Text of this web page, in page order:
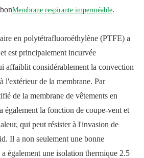
Membrane respirante imperméable.
en polytétrafluoroéthylène (PTFE) a
est principalement incurvée
affaiblit considérablement la convection
l'extérieur de la membrane. Par
de la membrane de vêtements en
également la fonction de coupe-vent et
qui peut résister à l'invasion de
Il a non seulement une bonne
également une isolation thermique 2.5